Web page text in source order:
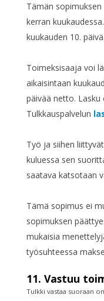
Tämän
kerran
kuukauden 10.
Toimeksisaaja voi
aikaisintaan
päivää netto.
Tulkkauspalvelun
Työ ja siihen
kuluessa sen
saatava katsotaan
Tämä sopimus ei
sopimuksen
mukaisia
työsuhteessa
11. Vastuu
Tulkki vastaa suoraan